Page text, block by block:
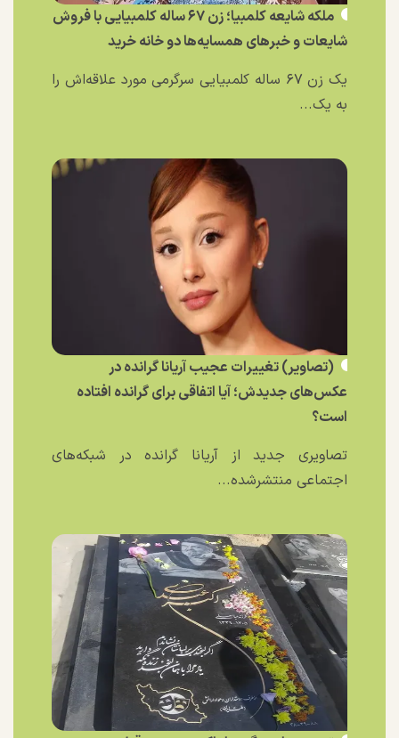
ملکه شایعه کلمبیا؛ زن ۶۷ ساله کلمبیایی با فروش
شایعات و خبر‌های همسایه‌ها دو خانه خرید
یک زن ۶۷ ساله کلمبیایی سرگرمی مورد علاقه‌اش را
به یک...
(تصاویر) تغییرات عجیب آریانا گرانده در
عکس‌های جدیدش؛ آیا اتفاقی برای گرانده افتاده
است؟
تصاویری جدید از آریانا گرانده در شبکه‌های
اجتماعی منتشرشده...